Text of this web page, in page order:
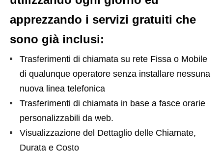
apprezzando i servizi gratuiti che
sono già inclusi:
Trasferimenti di chiamata su rete Fissa o Mobile
di qualunque operatore senza installare nessuna
nuova linea telefonica
Trasferimenti di chiamata in base a fasce orarie
personalizzabili da web.
Visualizzazione del Dettaglio delle Chiamate,
Durata e Costo